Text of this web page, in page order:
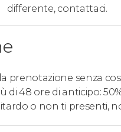
differente, contattaci.
prenotazione senza
di 48 ore di anticipo:
o non ti presenti,